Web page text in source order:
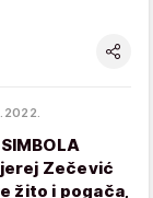
Zečević
žito i pogača,